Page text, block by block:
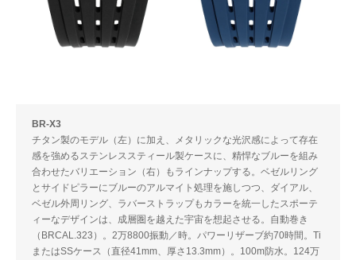
BR-X3
チタン製のモデル（左）に加え、メタリックな光沢感によって存在
感を強めるステンレススティール製ケースに、精悍なブルーを組み
合わせたバリエーション（右）もラインナップする。ベゼルリング
とサイドピラーにブルーのアルマイト処理を施しつつ、ダイアル、
ベゼル外周リング、ラバーストラップもカラーを統一したスポーテ
ィーなデザインは、成層圏を越えた宇宙を想起させる。自動巻き
（BRCAL.323）。2万8800振動／時。パワーリザーブ約70時間。Ti
またはSSケース（直径41mm、厚さ13.3mm）。100m防水。124万